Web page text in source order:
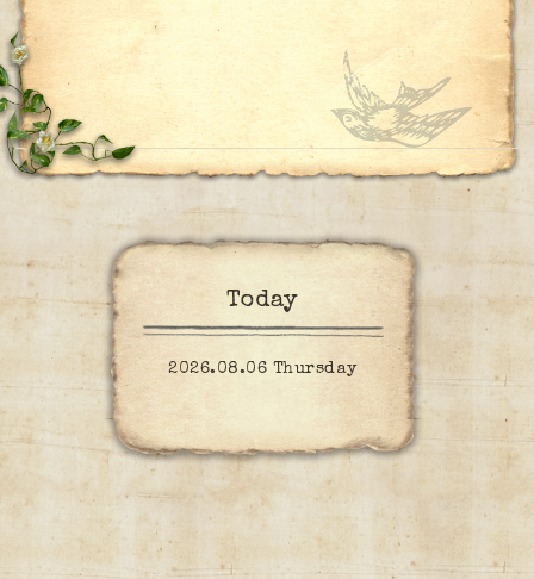
Today
2026.08.06 Thursday